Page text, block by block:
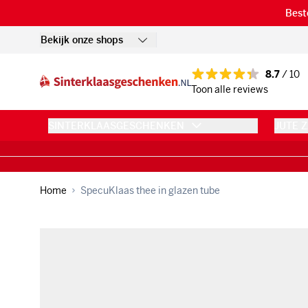
Bekijk onze shops
8.7/ 10
Toon alle reviews
Home SpecuKlaas thee in glazen tube